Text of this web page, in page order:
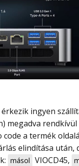
megadva rendkívül
code a termék
elindítása után,
másol VIOCD45,